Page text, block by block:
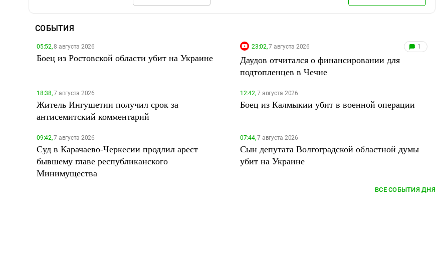
СОБЫТИЯ
05:52,8 августа 2026
Боец из Ростовской области убит на Украине
23:02,7 августа 2026 1
Даудов отчитался о финансировании для
подтопленцев в Чечне
18:38,7 августа 2026
Житель Ингушетии получил срок за
антисемитский комментарий
12:42,7 августа 2026
Боец из Калмыкии убит в военной операции
09:42,7 августа 2026
Суд в Карачаево-Черкесии продлил арест
бывшему главе республиканского
Минимущества
07:44,7 августа 2026
Сын депутата Волгоградской областной думы
убит на Украине
ВСЕ СОБЫТИЯ ДНЯ